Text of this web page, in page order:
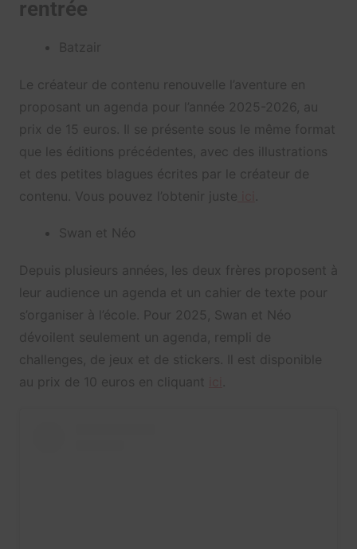
rentrée
Batzair
Le créateur de contenu renouvelle l’aventure en
proposant un agenda pour l’année 2025-2026, au
prix de 15 euros. Il se présente sous le même format
que les éditions précédentes, avec des illustrations
et des petites blagues écrites par le créateur de
contenu. Vous pouvez l’obtenir juste
Swan et Néo
Depuis plusieurs années, les deux frères proposent à
leur audience un agenda et un cahier de texte pour
s’organiser à l’école. Pour 2025, Swan et Néo
dévoilent seulement un agenda, rempli de
challenges, de jeux et de stickers. Il est disponible
au prix de 10 euros en cliquant